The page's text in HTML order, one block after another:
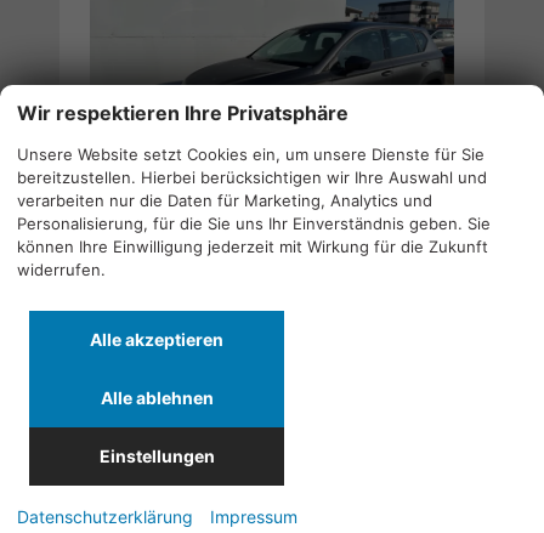
Seat Ateca
EDITION KLIMAAUTOMATIK ALU TEMPOMAT EL.PAKET ;
parken
auf Lager
85 kW (116 PS)
CO2-Klasse: E
Zum Angebot 84485
Wir respektieren Ihre Privatsphäre
Unsere Website setzt Cookies ein, um unsere Dienste für Sie
bereitzustellen. Hierbei berücksichtigen wir Ihre Auswahl und
verarbeiten nur die Daten für Marketing, Analytics und
Personalisierung, für die Sie uns Ihr Einverständnis geben. Sie
können Ihre Einwilligung jederzeit mit Wirkung für die Zukunft
widerrufen.
Alle akzeptieren
Alle ablehnen
Einstellungen
Datenschutzerklärung Impressum